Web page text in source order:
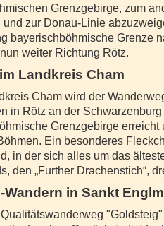
Grenzgebirge, zum
und zur Donau-Linie
bayerischböhmische Grenze
weiter Richtung Rötz.
Landkreis Cham
Cham wird der
in Rötz an der
Grenzgebirge erreicht
Ein besonderes
in der sich alles um das
den „Further Drachenstich“,
Wandern in Sankt